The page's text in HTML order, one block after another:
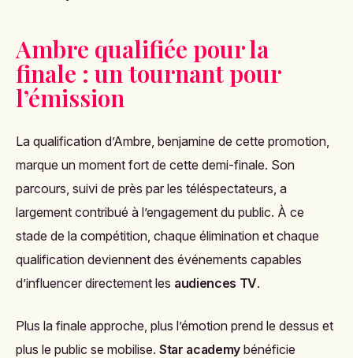
Ambre qualifiée pour la
finale : un tournant pour
l’émission
La qualification d’Ambre, benjamine de cette promotion,
marque un moment fort de cette demi-finale. Son
parcours, suivi de près par les téléspectateurs, a
largement contribué à l’engagement du public. À ce
stade de la compétition, chaque élimination et chaque
qualification deviennent des événements capables
d’influencer directement les audiences TV.
Plus la finale approche, plus l’émotion prend le dessus et
plus le public se mobilise. Star academy bénéficie